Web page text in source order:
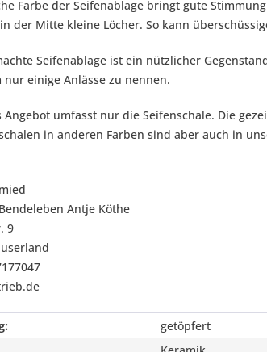
Farbe der Seifenablage bringt gute
der Mitte kleine Löcher. So kann
Seifenablage ist ein nützlicher
nur einige Anlässe zu nennen.
Angebot umfasst nur die Seifenschale. Die
in anderen Farben sind aber auch in
Antje Köthe
9
getöpfert